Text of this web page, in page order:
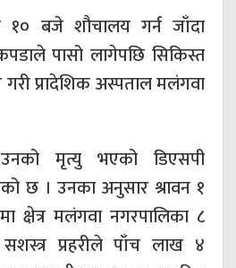
१० बजे शौचालय गर्न जाँदा
पासो लागेपछि सिकिस्त
गरी प्रादेशिक अस्पताल मलंगवा
मृत्यु भएको डिएसपी
छ । उनका अनुसार श्रावन १
क्षेत्र मलंगवा नगरपालिका ८
सशस्त्र प्रहरीले पाँच लाख ४